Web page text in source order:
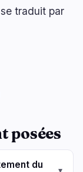
traduit par
posées
du